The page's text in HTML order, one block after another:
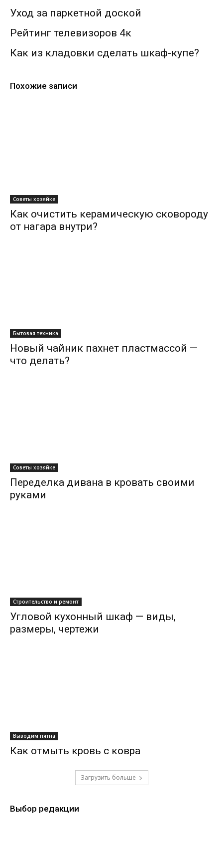
Уход за паркетной доской
Рейтинг телевизоров 4к
Как из кладовки сделать шкаф-купе?
Похожие записи
Советы хозяйке
Как очистить керамическую сковороду
от нагара внутри?
Бытовая техника
Новый чайник пахнет пластмассой —
что делать?
Советы хозяйке
Переделка дивана в кровать своими
руками
Строительство и ремонт
Угловой кухонный шкаф — виды,
размеры, чертежи
Выводим пятна
Как отмыть кровь с ковра
Загрузить больше
Выбор редакции